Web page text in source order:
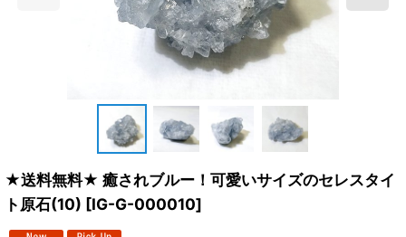
★送料無料★ 癒されブルー！可愛いサイズのセレスタイ
ト原石(10) [IG-G-000010]